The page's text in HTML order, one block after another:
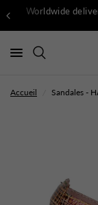
Worldwide
Accueil Sandales -